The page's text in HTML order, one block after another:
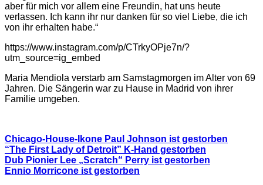
aber für mich vor allem eine Freundin, hat uns heute
verlassen. Ich kann ihr nur danken für so viel Liebe, die ich
von ihr erhalten habe.“
https://www.instagram.com/p/CTrkyOPje7n/?
utm_source=ig_embed
Maria Mendiola verstarb am Samstagmorgen im Alter von 69
Jahren. Die Sängerin war zu Hause in Madrid von ihrer
Familie umgeben.
Chicago-House-Ikone Paul Johnson ist gestorben
“The First Lady of Detroit” K-Hand gestorben
Dub Pionier Lee „Scratch“ Perry ist gestorben
Ennio Morricone ist gestorben